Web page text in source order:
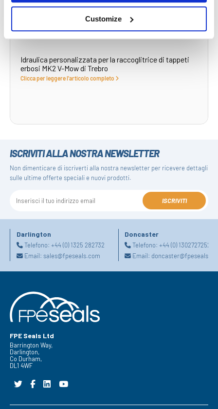
Customize
Idraulica personalizzata per la raccoglitrice di tappeti
erbosi MK2 V-Mow di Trebro
Clicca per leggere l'articolo completo
ISCRIVITI ALLA NOSTRA NEWSLETTER
Non dimenticare di iscriverti alla nostra newsletter per ricevere dettagli
sulle ultime offerte speciali e nuovi prodotti.
ISCRIVITI
Darlington
Telefono: +44 (0) 1325 282732
Email: sales@fpeseals.com
Doncaster
Telefono:+44 (0) 1302727252
Email:
FPE Seals Ltd
Barrington Way,
Darlington,
Co Durham,
DL1 4WF